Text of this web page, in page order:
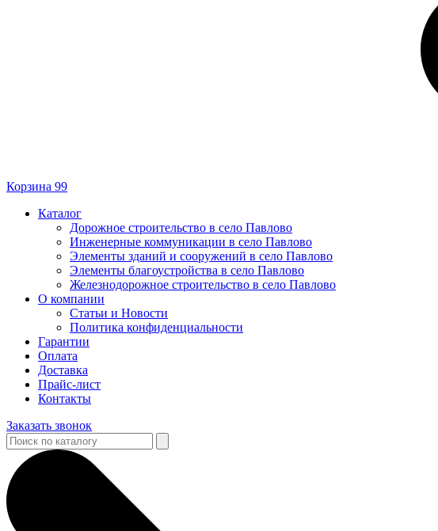
Корзина 99
Каталог
Дорожное строительство в село Павлово
Инженерные коммуникации в село Павлово
Элементы зданий и сооружений в село Павлово
Элементы благоустройства в село Павлово
Железнодорожное строительство в село Павлово
О компании
Статьи и Новости
Политика конфиденциальности
Гарантии
Оплата
Доставка
Прайс-лист
Контакты
Заказать звонок